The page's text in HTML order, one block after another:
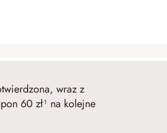
wraz z
60 zł¹ na kolejne